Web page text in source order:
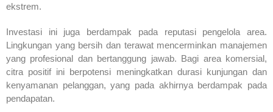
ekstrem.
Investasi ini juga berdampak pada reputasi pengelola area.
Lingkungan yang bersih dan terawat mencerminkan manajemen
yang profesional dan bertanggung jawab. Bagi area komersial,
citra positif ini berpotensi meningkatkan durasi kunjungan dan
kenyamanan pelanggan, yang pada akhirnya berdampak pada
pendapatan.